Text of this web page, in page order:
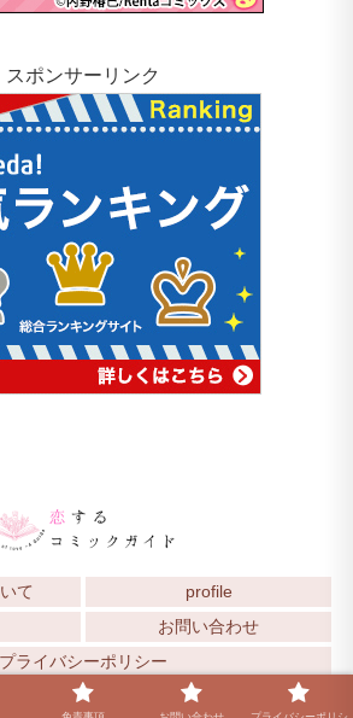
スポンサーリンク
て
profile
お問い合わせ
プライバシーポリシー
恋するコミックガイド.